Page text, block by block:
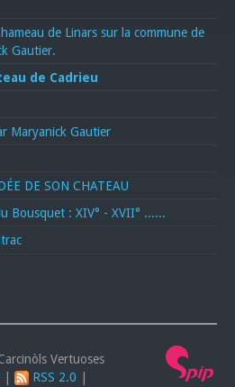
de Linars sur la commune de
Gautier.
de Cadrieu
Maryanick Gautier
DE SON CHATEAU
Bousquet : XIV° - XVII° ......
Vertuoses
| RSS 2.0 |